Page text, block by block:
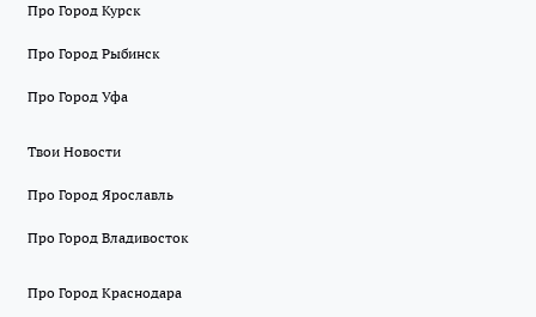
Про Город Курск
Про Город Рыбинск
Про Город Уфа
Твои Новости
Про Город Ярославль
Про Город Владивосток
Про Город Краснодара